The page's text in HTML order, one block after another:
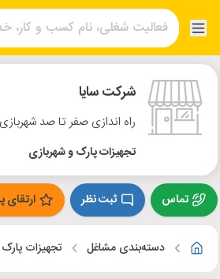
شرکت سایا
راه اندازی صفر تا صد
تجهیزات پارک و شهربازی
تماس ثبت نظر ارتقای
دسته‌بندی مشاغل تجهیزات